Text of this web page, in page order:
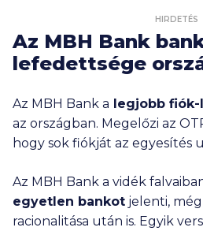
HIRDETÉS
Az MBH Bank
lefedettsége
Az MBH Bank a legjobb fiók-
az országban. Megelőzi az
hogy sok fiókját az egyesítés
Az MBH Bank a vidék
egyetlen bankot jelenti,
racionalitása után is. Egyik